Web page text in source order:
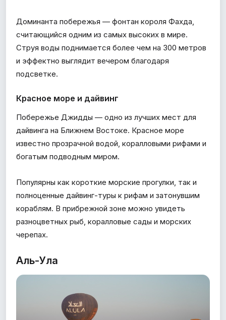
Доминанта побережья — фонтан короля Фахда,
считающийся одним из самых высоких в мире.
Струя воды поднимается более чем на 300 метров
и эффектно выглядит вечером благодаря
подсветке.
Красное море и дайвинг
Побережье Джидды — одно из лучших мест для
дайвинга на Ближнем Востоке. Красное море
известно прозрачной водой, коралловыми рифами и
богатым подводным миром.
Популярны как короткие морские прогулки, так и
полноценные дайвинг-туры к рифам и затонувшим
кораблям. В прибрежной зоне можно увидеть
разноцветных рыб, коралловые сады и морских
черепах.
Аль-Ула